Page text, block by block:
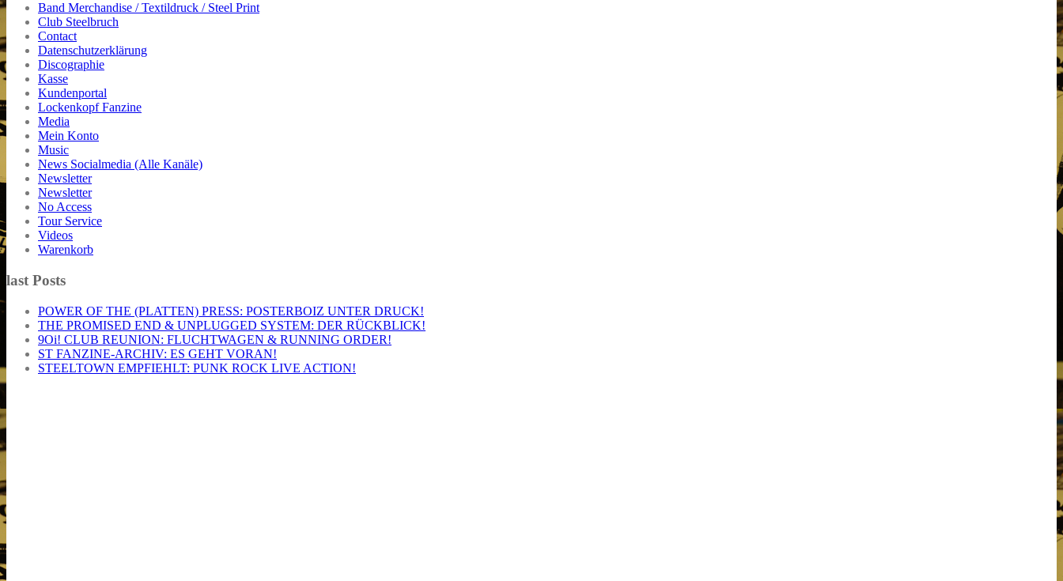
Band Merchandise / Textildruck / Steel Print
Club Steelbruch
Contact
Datenschutzerklärung
Discographie
Kasse
Kundenportal
Lockenkopf Fanzine
Media
Mein Konto
Music
News Socialmedia (Alle Kanäle)
Newsletter
Newsletter
No Access
Tour Service
Videos
Warenkorb
last Posts
POWER OF THE (PLATTEN) PRESS: POSTERBOIZ UNTER DRUCK!
THE PROMISED END & UNPLUGGED SYSTEM: DER RÜCKBLICK!
9Oi! CLUB REUNION: FLUCHTWAGEN & RUNNING ORDER!
ST FANZINE-ARCHIV: ES GEHT VORAN!
STEELTOWN EMPFIEHLT: PUNK ROCK LIVE ACTION!